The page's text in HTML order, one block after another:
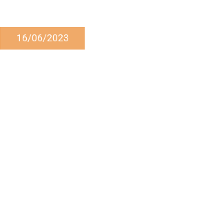
16/06/2023